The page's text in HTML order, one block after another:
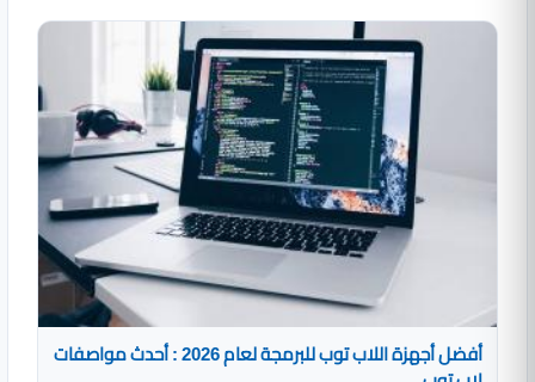
أفضل أجهزة اللاب توب للبرمجة لعام 2026 : أحدث مواصفات